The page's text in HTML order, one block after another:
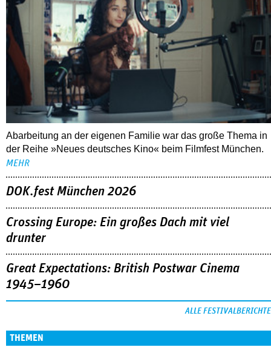
Abarbeitung an der eigenen Familie war das große Thema in
der Reihe »Neues deutsches Kino« beim Filmfest München.
MEHR
DOK.fest München 2026
Crossing Europe: Ein großes Dach mit viel
drunter
Great Expectations: British Postwar Cinema
1945–1960
ALLE FESTIVALBERICHTE
THEMEN